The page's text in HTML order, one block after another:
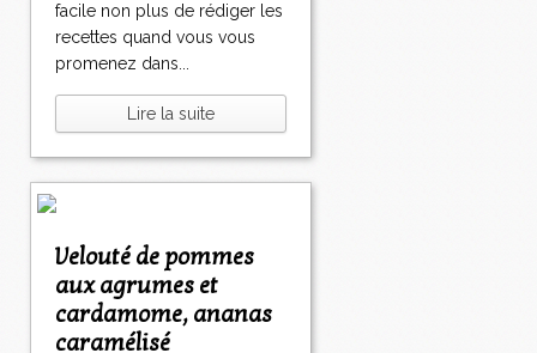
facile non plus de rédiger les
recettes quand vous vous
promenez dans...
Lire la suite
Velouté de pommes
aux agrumes et
cardamome, ananas
caramélisé